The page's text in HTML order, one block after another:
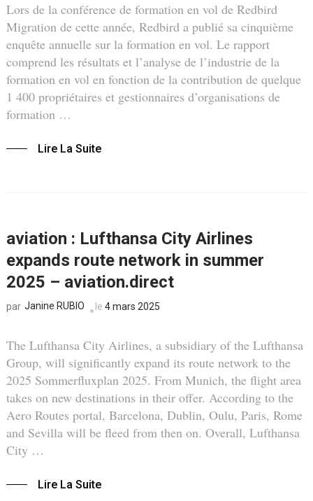
Lors de la conférence de formation en vol de Redbird
Migration de cette année, Redbird a publié sa cinquième
enquête annuelle sur la formation en vol. Le rapport
comprend les résultats et l’analyse de l’industrie de la
formation en vol en fonction de la contribution de quelque
1 400 propriétaires et gestionnaires d’organisations de
formation …
Lire La Suite
aviation : Lufthansa City Airlines
expands route network in summer
2025 – aviation.direct
par Janine RUBIO le 4 mars 2025
The Lufthansa City Airlines, a subsidiary of the Lufthansa
Group, will significantly expand its route network to the
2025 Sommerfluxplan 2025. From Munich, the flight area
takes on new destinations in their offer. According to the
Aero Routes portal, Barcelona, ​​Dublin, Oulu, Paris, Rome
and Sevilla will be fleed from then on. Overall, Lufthansa
City …
Lire La Suite